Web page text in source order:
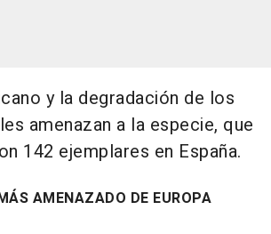
y la degradación de los
amenazan a la especie, que
142 ejemplares en España.
AMENAZADO DE EUROPA